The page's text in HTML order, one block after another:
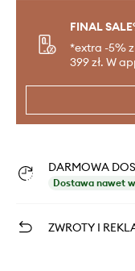
FINAL
*extra -5%
399 zł. W
DARMOWA
Dostawa nawet
ZWROTY I